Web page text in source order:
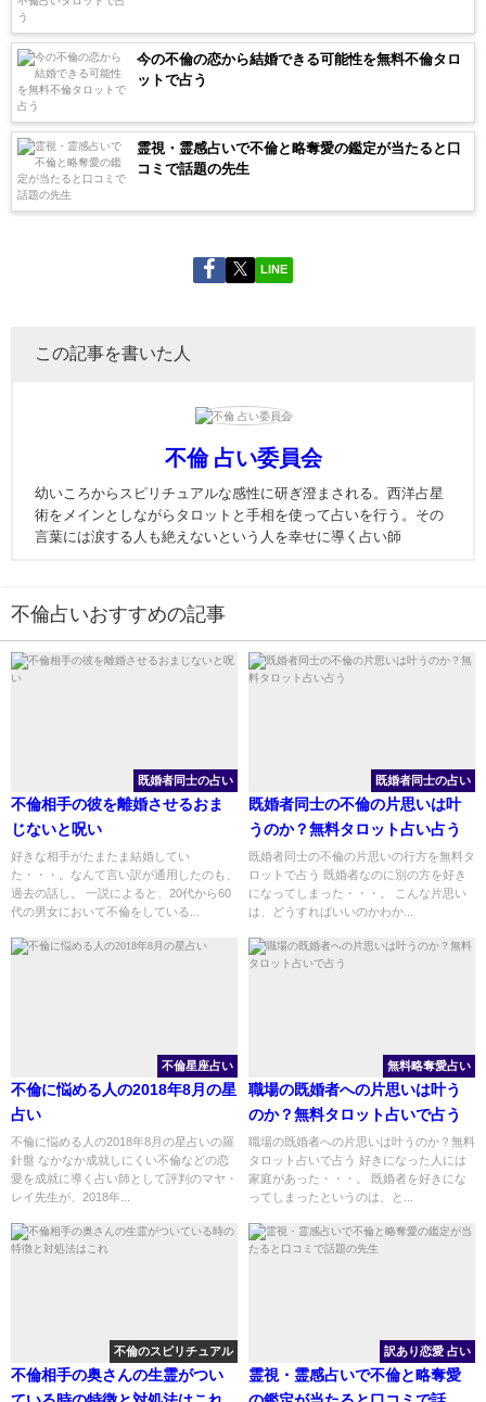
今の不倫の恋から結婚できる可能性を無料不倫タロ
ットで占う
霊視・霊感占いで不倫と略奪愛の鑑定が当たると口
コミで話題の先生
LINE
この記事を書いた人
不倫 占い委員会
幼いころからスピリチュアルな感性に研ぎ澄まされる。西洋占星
術をメインとしながらタロットと手相を使って占いを行う。その
言葉には涙する人も絶えないという人を幸せに導く占い師
不倫占いおすすめの記事
既婚者同士の占い
不倫相手の彼を離婚させるおま
じないと呪い
好きな相手がたまたま結婚してい
た・・・。なんて言い訳が通用したのも、
過去の話し。 一説によると、20代から60
代の男女において不倫をしている...
既婚者同士の占い
既婚者同士の不倫の片思いは叶
うのか？無料タロット占い占う
既婚者同士の不倫の片思いの行方を無料タ
ロットで占う 既婚者なのに別の方を好き
になってしまった・・・。 こんな片思い
は、どうすればいいのかわか...
不倫星座占い
不倫に悩める人の2018年8月の星
占い
不倫に悩める人の2018年8月の星占いの羅
針盤 なかなか成就しにくい不倫などの恋
愛を成就に導く占い師として評判のマヤ・
レイ先生が、2018年...
無料略奪愛占い
職場の既婚者への片思いは叶う
のか？無料タロット占いで占う
職場の既婚者への片思いは叶うのか？無料
タロット占いで占う 好きになった人には
家庭があった・・・。 既婚者を好きにな
ってしまったというのは、と...
不倫のスピリチュアル
不倫相手の奥さんの生霊がつい
訳あり恋愛 占い
霊視・霊感占いで不倫と略奪愛